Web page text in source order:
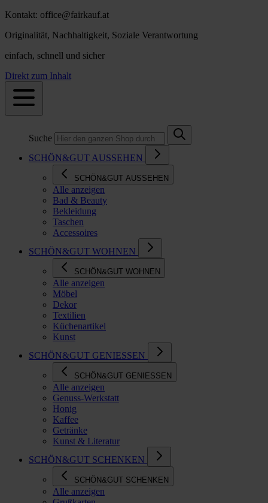
Kontakt: office@fairkauf.at
Originalität, Nachhaltigkeit, Soziale Verantwortung
einfach, schnell und sicher
Direkt zum Inhalt
Suche
SCHÖN&GUT AUSSEHEN
SCHÖN&GUT AUSSEHEN
Alle anzeigen
Bad & Beauty
Bekleidung
Taschen
Accessoires
SCHÖN&GUT WOHNEN
SCHÖN&GUT WOHNEN
Alle anzeigen
Möbel
Dekor
Textilien
Küchenartikel
Kunst
SCHÖN&GUT GENIESSEN
SCHÖN&GUT GENIESSEN
Alle anzeigen
Genuss-Werkstatt
Honig
Kaffee
Getränke
Kunst & Literatur
SCHÖN&GUT SCHENKEN
SCHÖN&GUT SCHENKEN
Alle anzeigen